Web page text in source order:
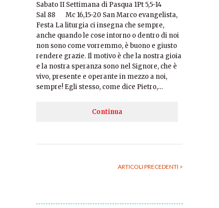
Sabato II Settimana di Pasqua 1Pt 5,5-14
Sal 88 Mc 16,15-20 San Marco evangelista,
Festa La liturgia ci insegna che sempre,
anche quando le cose intorno o dentro di noi
non sono come vorremmo, è buono e giusto
rendere grazie. Il motivo è che la nostra gioia
e la nostra speranza sono nel Signore, che è
vivo, presente e operante in mezzo a noi,
sempre! Egli stesso, come dice Pietro,…
Continua
ARTICOLI PRECEDENTI >